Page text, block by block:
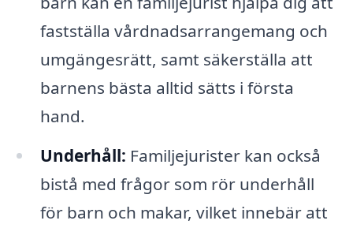
fastställa vårdnadsarrangemang och
umgängesrätt, samt säkerställa att
barnens bästa alltid sätts i första
hand.
Underhåll: Familjejurister kan också
bistå med frågor som rör underhåll
för barn och makar, vilket innebär att